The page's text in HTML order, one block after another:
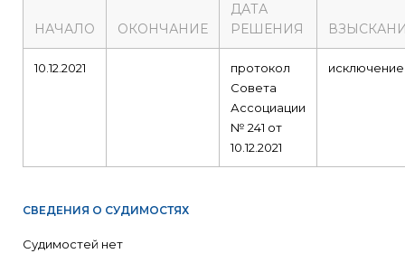
НАЧАЛО ОКОНЧАНИЕ
ДАТА
РЕШЕНИЯ
10.12.2021
протокол
Совета
Ассоциации
№ 241 от
10.12.2021
исключение
СВЕДЕНИЯ О СУДИМОСТЯХ
Судимостей нет